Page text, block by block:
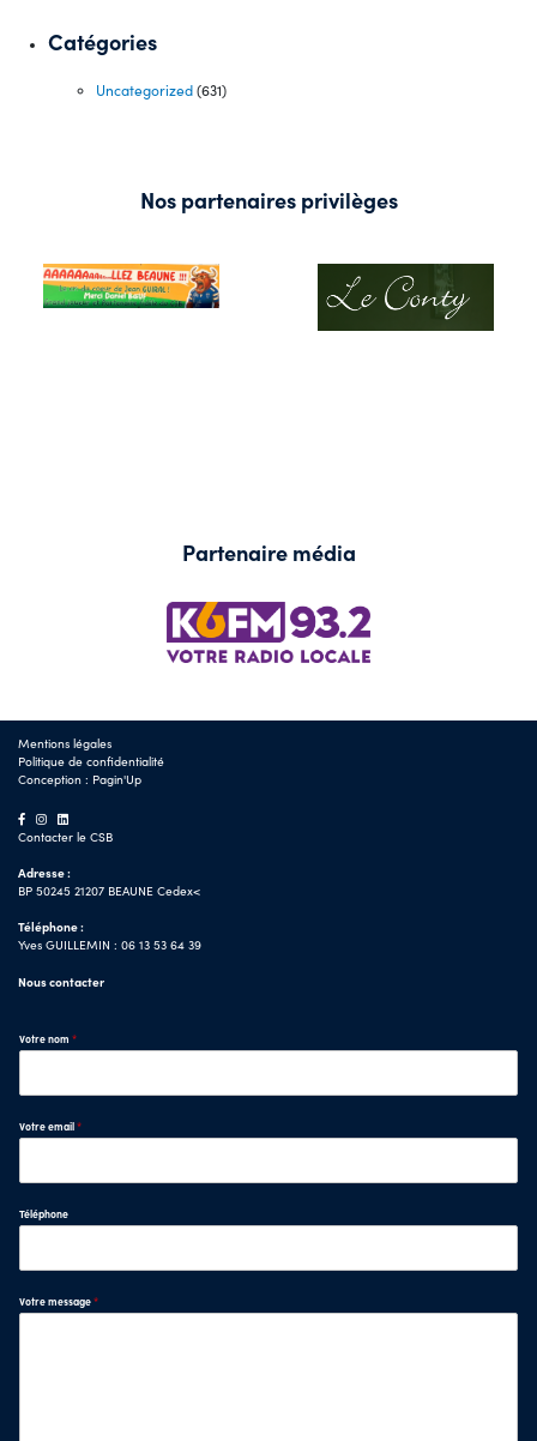
Catégories
Uncategorized(631)
Nos partenaires privilèges
Partenaire média
Mentions légales
Politique de confidentialité
Conception : Pagin'Up
Contacter le CSB
Adresse :
BP 50245 21207 BEAUNE Cedex<
Téléphone :
Yves GUILLEMIN : 06 13 53 64 39
Nous contacter
Votre nom *
Votre email*
Téléphone
Votre message*